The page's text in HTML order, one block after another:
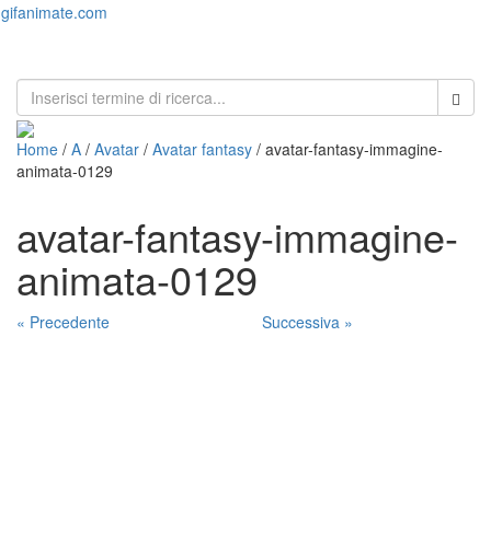
gifanimate.com
Home / A / Avatar / Avatar fantasy / avatar-fantasy-immagine-
animata-0129
avatar-fantasy-immagine-
animata-0129
« Precedente Successiva »